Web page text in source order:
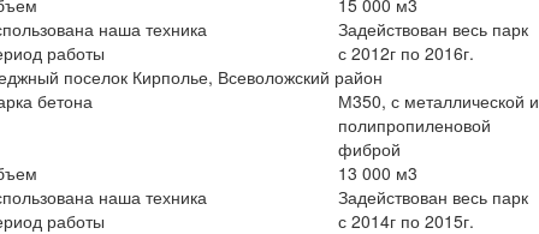
наша техника
Задействован весь парк
работы
с 2012г по 2016г.
поселок Кирполье, Всеволожский район
бетона
М350, с металлической и
полипропиленовой
фиброй
13 000 м3
наша техника
Задействован весь парк
работы
с 2014г по 2015г.